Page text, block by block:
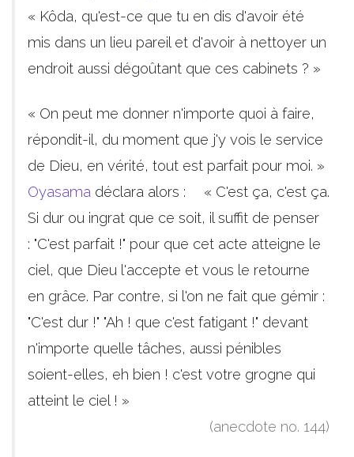
« Kôda, qu'est-ce que tu en dis d'avoir été
mis dans un lieu pareil et d'avoir à nettoyer un
endroit aussi dégoûtant que ces cabinets ? »
« On peut me donner n'importe quoi à faire,
répondit-il, du moment que j'y vois le service
de Dieu, en vérité, tout est parfait pour moi. »
Oyasama déclara alors : « C'est ça, c'est ça.
Si dur ou ingrat que ce soit, il suffit de penser
: "C'est parfait !" pour que cet acte atteigne le
ciel, que Dieu l'accepte et vous le retourne
en grâce. Par contre, si l'on ne fait que gémir :
"C'est dur !" "Ah ! que c'est fatigant !" devant
n'importe quelle tâches, aussi pénibles
soient-elles, eh bien ! c'est votre grogne qui
atteint le ciel ! »
(anecdote no. 144)